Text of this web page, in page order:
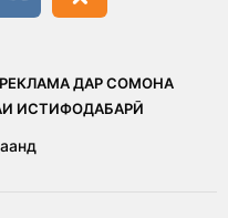
РЕКЛАМА ДАР СОМОНА
ИСТИФОДАБАРӢ